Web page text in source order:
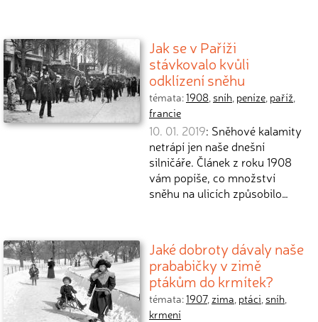
Jak se v Paříži
stávkovalo kvůli
odklízení sněhu
témata:1908, sníh, peníze, paříž,
francie
10. 01. 2019: Sněhové kalamity
netrápí jen naše dnešní
silničáře. Článek z roku 1908
vám popíše, co množství
sněhu na ulicích způsobilo…
Jaké dobroty dávaly naše
prababičky v zimě
ptákům do krmítek?
témata:1907, zima, ptáci, sníh,
krmení